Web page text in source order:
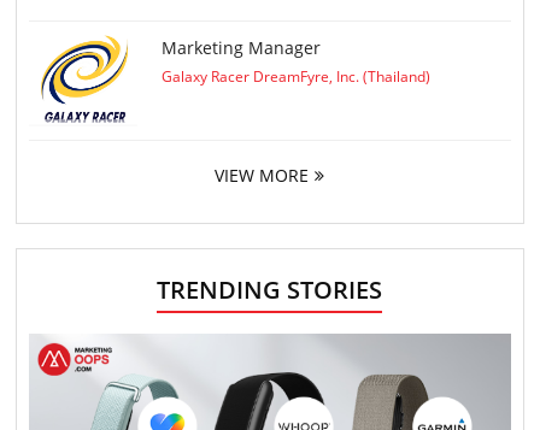
Marketing Manager
Galaxy Racer DreamFyre, Inc. (Thailand)
VIEW MORE
TRENDING STORIES